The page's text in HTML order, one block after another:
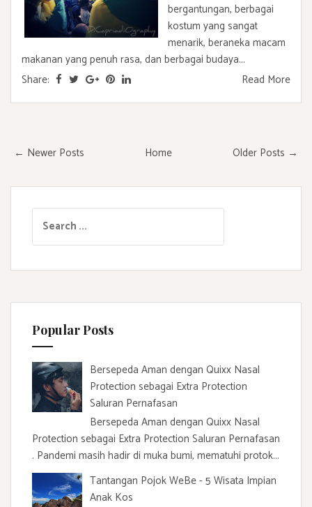
bergantungan, berbagai
kostum yang sangat
menarik, beraneka macam
makanan yang penuh rasa, dan berbagai budaya...
Share:
Read More
← Newer Posts Older Posts →
Home
a
r
h
o
r
:
Popular Posts
Bersepeda Aman dengan Quixx Nasal
Protection sebagai Extra Protection
Saluran Pernafasan
Bersepeda Aman dengan Quixx Nasal
Protection sebagai Extra Protection Saluran Pernafasan
. Pandemi masih hadir di muka bumi, mematuhi protok...
Tantangan Pojok WeBe - 5 Wisata Impian
Anak Kos